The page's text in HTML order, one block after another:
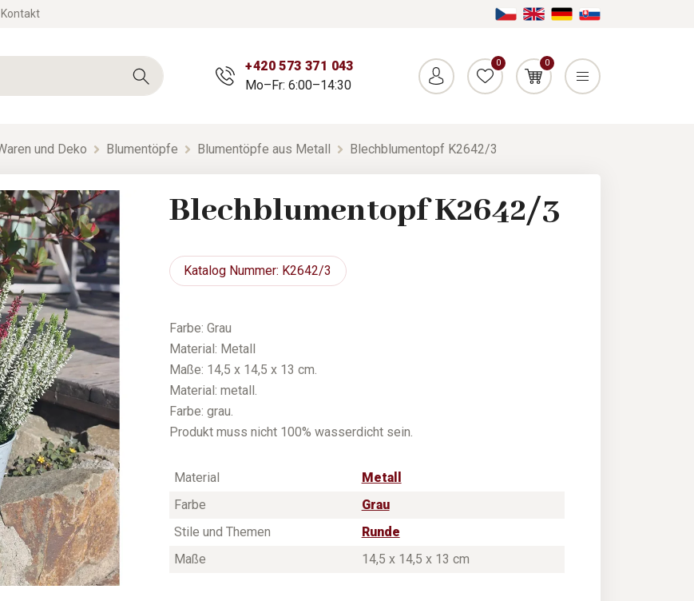
Kontakt
+420 573 371 043
Mo–Fr: 6:00–14:30
0 0
und Deko Blumentöpfe Blumentöpfe aus Metall Blechblumentopf K2642/3
Blechblumentopf K2642/3
Katalog Nummer: K2642/3
Farbe: Grau
Material: Metall
Maße: 14,5 x 14,5 x 13 cm.
Material: metall.
Farbe: grau.
Produkt muss nicht 100% wasserdicht sein.
Material
Metall
Farbe
Grau
Stile und Themen
Runde
Maße
14,5 x 14,5 x 13 cm